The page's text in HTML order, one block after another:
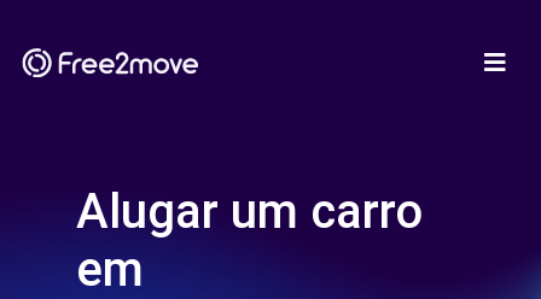
Alugar um carro
em